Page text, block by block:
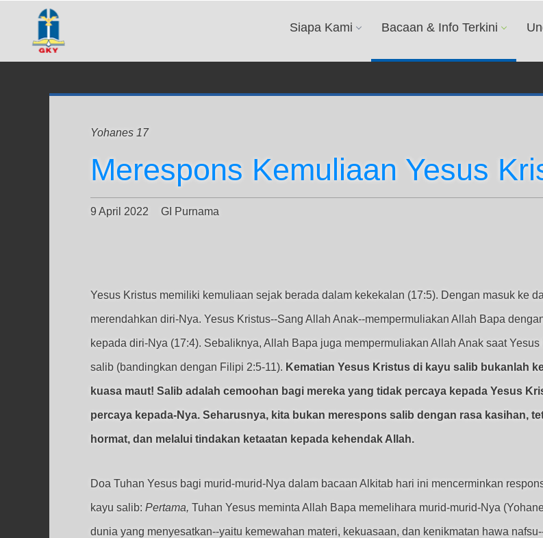
Siapa Kami Bacaan & Info Terkini
Yohanes 17
Merespons Kemuliaan Yesus
9 April 2022 GI Purnama
Yesus Kristus memiliki kemuliaan sejak berada dalam kekekalan (17:5). Dengan masuk ke
merendahkan diri-Nya. Yesus Kristus--Sang Allah Anak--mempermuliakan Allah Bapa
kepada diri-Nya (17:4). Sebaliknya, Allah Bapa juga mempermuliakan Allah Anak saat
salib (bandingkan dengan Filipi 2:5-11). Kematian Yesus Kristus di kayu salib bukanlah
kuasa maut! Salib adalah cemoohan bagi mereka yang tidak percaya kepada Yesus
percaya kepada-Nya. Seharusnya, kita bukan merespons salib dengan rasa kasihan,
hormat, dan melalui tindakan ketaatan kepada kehendak Allah.
Doa Tuhan Yesus bagi murid-murid-Nya dalam bacaan Alkitab hari ini mencerminkan
kayu salib: Pertama, Tuhan Yesus meminta Allah Bapa memelihara murid-murid-Nya
dunia yang menyesatkan--yaitu kemewahan materi, kekuasaan, dan kenikmatan hawa